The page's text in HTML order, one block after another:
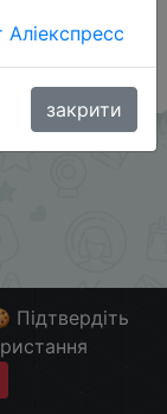
Підтвердіть
Аліекспресс
закрити